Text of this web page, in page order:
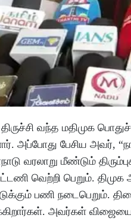
வந்த மதிமுக
அப்போது பேசிய அவர்,
வரலாறு மீண்டும்
வெற்றி பெறும். திமுக
பணி நடைபெறும்.
அவர்கள்